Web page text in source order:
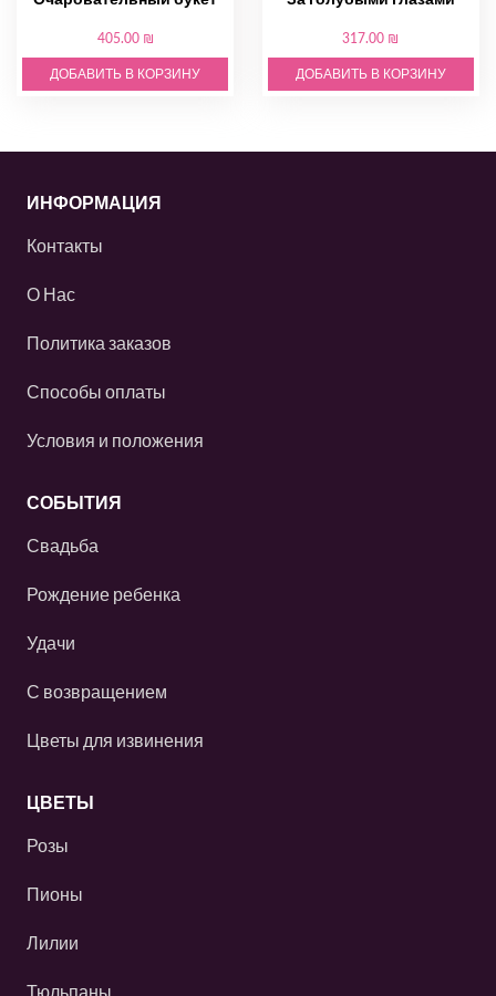
405.00 ₪
ДОБАВИТЬ В КОРЗИНУ
317.00 ₪
ДОБАВИТЬ В КОРЗИНУ
ИНФОРМАЦИЯ
Контакты
О Нас
Политика заказов
Способы оплаты
Условия и положения
СОБЫТИЯ
Свадьба
Рождение ребенка
Удачи
С возвращением
Цветы для извинения
ЦВЕТЫ
Розы
Пионы
Лилии
Тюльпаны